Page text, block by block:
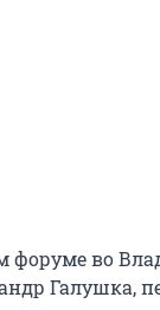
форуме во
Галушка,